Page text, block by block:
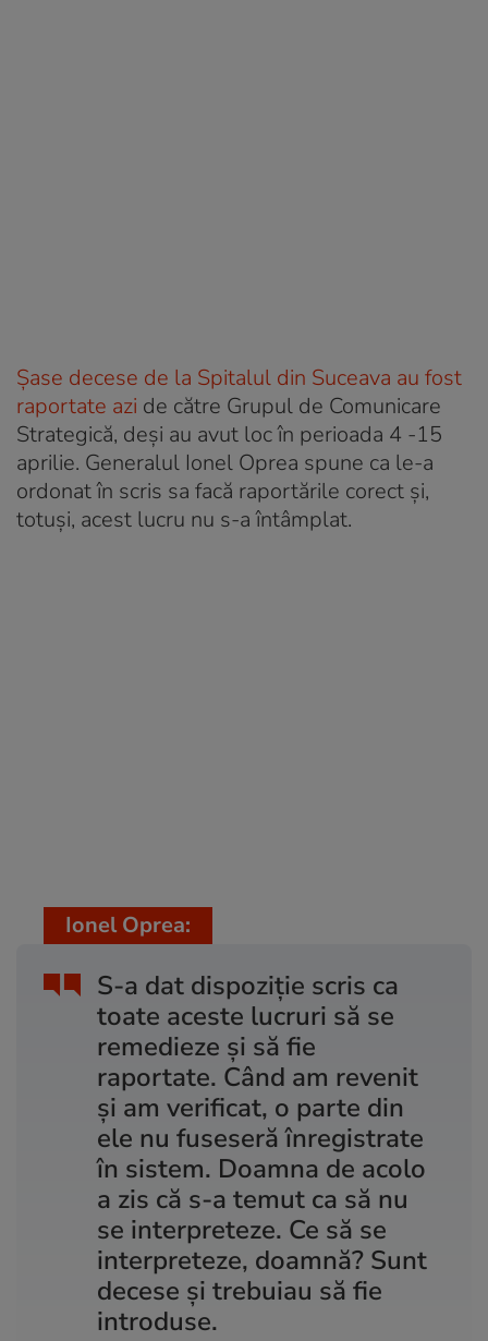
Șase decese de la Spitalul din Suceava au fost
raportate azi de către Grupul de Comunicare
Strategică, deși au avut loc în perioada 4 -15
aprilie. Generalul Ionel Oprea spune ca le-a
ordonat în scris sa facă raportările corect și,
totuși, acest lucru nu s-a întâmplat.
S-a dat dispoziție scris ca
toate aceste lucruri să se
remedieze și să fie
raportate. Când am revenit
și am verificat, o parte din
ele nu fuseseră înregistrate
în sistem. Doamna de acolo
a zis că s-a temut ca să nu
se interpreteze. Ce să se
interpreteze, doamnă? Sunt
decese și trebuiau să fie
introduse.
Ionel Oprea: